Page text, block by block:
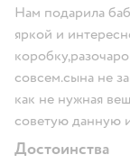
Нам подарила
яркой и
совсем.сына не
как не нужная
советую данную
Достоинства